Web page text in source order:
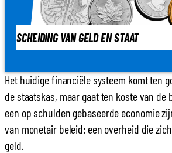
SCHEIDING VAN GELD EN STAAT
Het huidige financiële systeem komt ten
de staatskas, maar gaat ten koste van de
een op schulden gebaseerde economie
van monetair beleid: een overheid die
geld.